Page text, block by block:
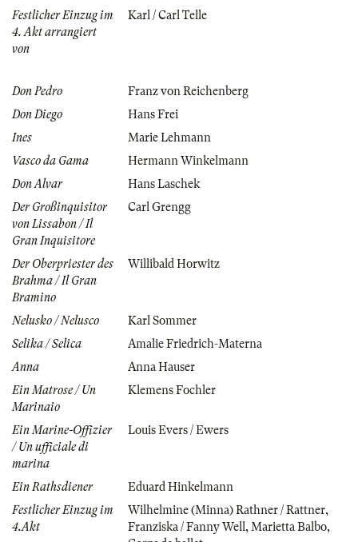
Festlicher Einzug im
4. Akt arrangiert
von
Karl / Carl Telle
Don Pedro
Franz von Reichenberg
Don Diego
Hans Frei
Ines
Marie Lehmann
Vasco da Gama
Hermann Winkelmann
Don Alvar
Hans Laschek
Der Großinquisitor
von Lissabon / Il
Gran Inquisitore
Carl Grengg
Der Oberpriester des
Brahma / Il Gran
Bramino
Willibald Horwitz
Nelusko / Nelusco
Karl Sommer
Selika / Selica
Amalie Friedrich-Materna
Anna
Anna Hauser
Ein Matrose / Un
Marinaio
Klemens Fochler
Ein Marine-Offizier
/ Un ufficiale di
marina
Louis Evers / Ewers
Ein Rathsdiener
Eduard Hinkelmann
Festlicher Einzug im
4.Akt
Wilhelmine (Minna) Rathner / Rattner,
Franziska / Fanny Well,Marietta Balbo,